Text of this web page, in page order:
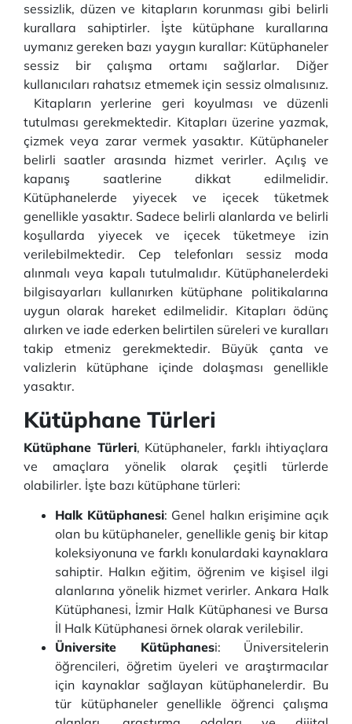
sessizlik, düzen ve kitapların korunması gibi belirli
kurallara sahiptirler. İşte kütüphane kurallarına
uymanız gereken bazı yaygın kurallar: Kütüphaneler
sessiz bir çalışma ortamı sağlarlar. Diğer
kullanıcıları rahatsız etmemek için sessiz olmalısınız.
Kitapların yerlerine geri koyulması ve düzenli
tutulması gerekmektedir. Kitapları üzerine yazmak,
çizmek veya zarar vermek yasaktır. Kütüphaneler
belirli saatler arasında hizmet verirler. Açılış ve
kapanış saatlerine dikkat edilmelidir.
Kütüphanelerde yiyecek ve içecek tüketmek
genellikle yasaktır. Sadece belirli alanlarda ve belirli
koşullarda yiyecek ve içecek tüketmeye izin
verilebilmektedir. Cep telefonları sessiz moda
alınmalı veya kapalı tutulmalıdır. Kütüphanelerdeki
bilgisayarları kullanırken kütüphane politikalarına
uygun olarak hareket edilmelidir. Kitapları ödünç
alırken ve iade ederken belirtilen süreleri ve kuralları
takip etmeniz gerekmektedir. Büyük çanta ve
valizlerin kütüphane içinde dolaşması genellikle
yasaktır.
Kütüphane Türleri
Kütüphane Türleri, Kütüphaneler, farklı ihtiyaçlara
ve amaçlara yönelik olarak çeşitli türlerde
olabilirler. İşte bazı kütüphane türleri:
Halk Kütüphanesi: Genel halkın erişimine açık
olan bu kütüphaneler, genellikle geniş bir kitap
koleksiyonuna ve farklı konulardaki kaynaklara
sahiptir. Halkın eğitim, öğrenim ve kişisel ilgi
alanlarına yönelik hizmet verirler. Ankara Halk
Kütüphanesi, İzmir Halk Kütüphanesi ve Bursa
İl Halk Kütüphanesi örnek olarak verilebilir.
Üniversite Kütüphanesi: Üniversitelerin
öğrencileri, öğretim üyeleri ve araştırmacılar
için kaynaklar sağlayan kütüphanelerdir. Bu
tür kütüphaneler genellikle öğrenci çalışma